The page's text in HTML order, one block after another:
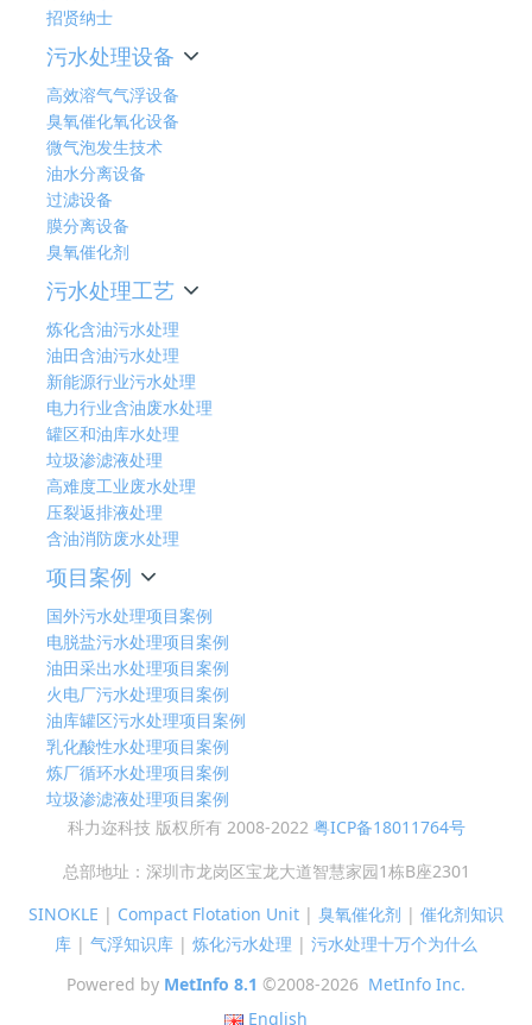
招贤纳士
污水处理设备
高效溶气气浮设备
臭氧催化氧化设备
微气泡发生技术
油水分离设备
过滤设备
膜分离设备
臭氧催化剂
污水处理工艺
炼化含油污水处理
油田含油污水处理
新能源行业污水处理
电力行业含油废水处理
罐区和油库水处理
垃圾渗滤液处理
高难度工业废水处理
压裂返排液处理
含油消防废水处理
项目案例
国外污水处理项目案例
电脱盐污水处理项目案例
油田采出水处理项目案例
火电厂污水处理项目案例
油库罐区污水处理项目案例
乳化酸性水处理项目案例
炼厂循环水处理项目案例
垃圾渗滤液处理项目案例
科力迩科技 版权所有 2008-2022 粤ICP备18011764号
总部地址：深圳市龙岗区宝龙大道智慧家园1栋B座2301
SINOKLE | Compact Flotation Unit | 臭氧催化剂 | 催化剂知识
库 | 气浮知识库 | 炼化污水处理 | 污水处理十万个为什么
Powered by MetInfo 8.1 ©2008-2026 MetInfo Inc.
English